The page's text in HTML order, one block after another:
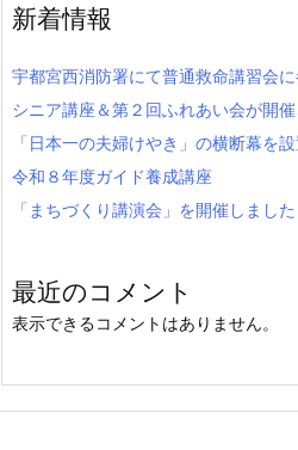
新着情報
宇都宮西消防署にて普通救命講習会
シニア講座＆第２回ふれあい会が開
「日本一の夫婦けやき」の横断幕を
令和８年度ガイド養成講座
「まちづくり講演会」を開催しました
最近のコメント
表示できるコメントはありません。